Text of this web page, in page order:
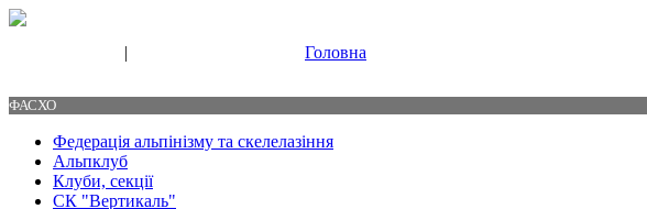
| Головна
ФАСХО
Федерація альпінізму та скелелазіння
Альпклуб
Клуби, секції
СК "Вертикаль"